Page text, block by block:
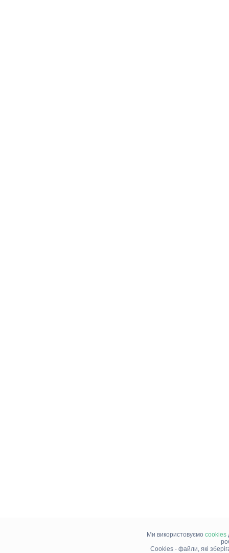
Ми використовуємо cookies
Cookies - файли, які